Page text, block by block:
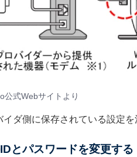
公式Webサイト より
イダ側に保存されている設定を
とパスワードを変更する